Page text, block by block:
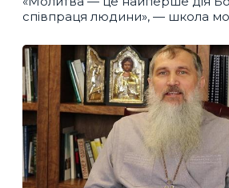
співпраця людини», — школа